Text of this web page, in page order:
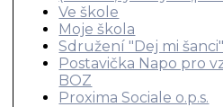
Ve škole
Moje škola
Sdružení "Dej mi šanci"
Postavička Napo pro
BOZ
Proxima Sociale o.p.s.